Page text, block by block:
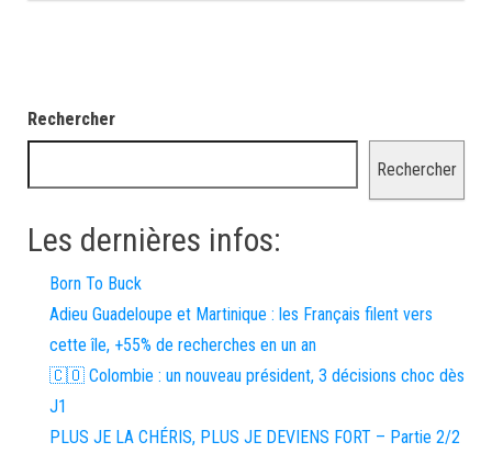
Rechercher
Rechercher
Les dernières infos:
Born To Buck
Adieu Guadeloupe et Martinique : les Français filent vers
cette île, +55% de recherches en un an
🇨🇴 Colombie : un nouveau président, 3 décisions choc dès
J1
PLUS JE LA CHÉRIS, PLUS JE DEVIENS FORT – Partie 2/2